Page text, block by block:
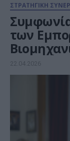
ΣΤΡΑΤΗΓΙΚΗ
των
22.04.2026